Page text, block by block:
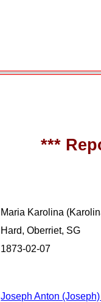
***
Maria Karolina
Hard, Oberriet, SG
1873-02-07
Joseph Anton